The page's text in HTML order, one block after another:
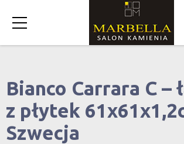
Bianco Carrara C –
z płytek
Szwecja